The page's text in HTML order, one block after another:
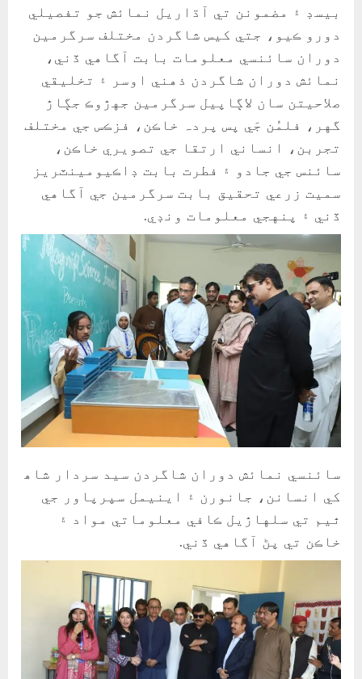
بيسڊ ۽ مضمونن تي آڌاريل نمائش جو تفصيلي
دورو ڪيو، جتي کيس شاگردن مختلف سرگرمين
دوران سائنسي معلومات بابت آگاهي ڏني،
نمائش دوران شاگردن ذهني اوسر ۽ تخليقي
صلاحيتن سان لاڳاپيل سرگرمين جهڙوڪ جڳاڙ
گهر، فلمُن جَي پس پردہ خاڪن، فزڪس جي مختلف
تجربن، انساني ارتقا جي تصويري خاڪن،
سائنس جي جادو ۽ فطرت بابت ڊاڪيومينٽريز
سميت زرعي تحقيق بابت سرگرمين جي آگاهي
ڏني ۽ پنهجي معلومات ونڊي.
سائنسي نمائش دوران شاگردن سيد سردار شاھ
کي انسانن، جانورن ۽ اينيمل سپرپاور جي
ٿيم تي سلهاڙيل ڪافي معلوماتي مواد ۽
خاڪن تي پڻ آگاهي ڏني.